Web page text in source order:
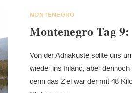
MONTENEGRO
Montenegro Tag
Von der Adriaküste sollte uns
wieder ins Inland, aber
denn das Ziel war der mit 48